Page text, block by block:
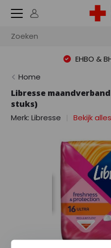
EHBO &
Home
Libresse
stuks)
Merk:Libresse Bekijk